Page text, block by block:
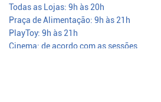
Todas as Lojas: 9h às 20h
Praça de Alimentação: 9h às 21h
PlayToy: 9h às 21h
Cinema: de acordo com as sessões